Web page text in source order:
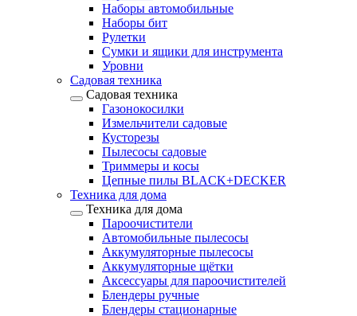
Наборы автомобильные
Наборы бит
Рулетки
Сумки и ящики для инструмента
Уровни
Садовая техника
Садовая техника
Газонокосилки
Измельчители садовые
Кусторезы
Пылесосы садовые
Триммеры и косы
Цепные пилы BLACK+DECKER
Техника для дома
Техника для дома
Пароочистители
Автомобильные пылесосы
Аккумуляторные пылесосы
Аккумуляторные щётки
Аксессуары для пароочистителей
Блендеры ручные
Блендеры стационарные